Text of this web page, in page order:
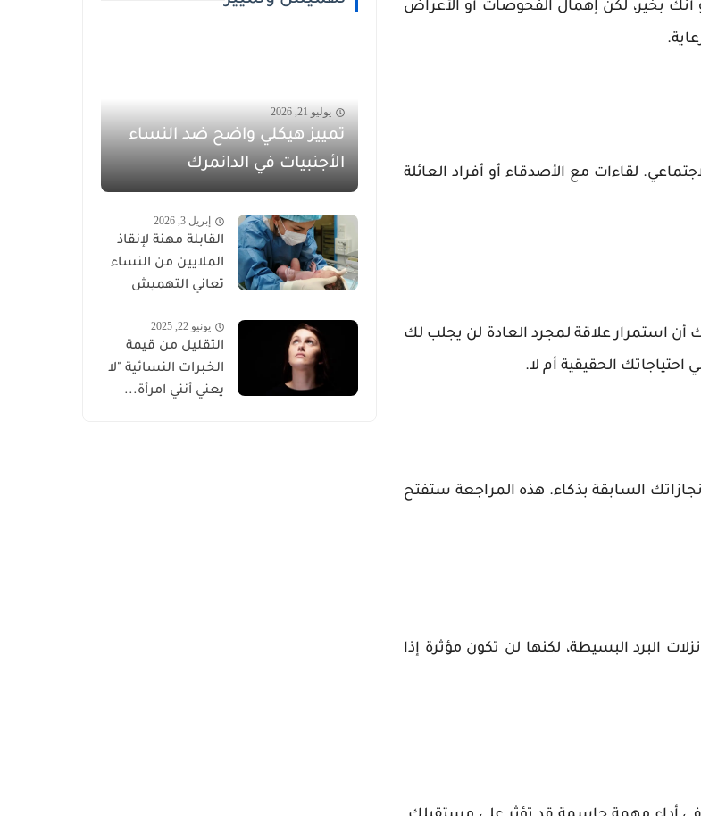
بخير، لكن إهمال الفحوصات أو الأعراض
لقاءات مع الأصدقاء أو أفراد العائلة
استمرار علاقة لمجرد العادة لن يجلب لك
احتياجاتك الحقيقية أم لا.
السابقة بذكاء. هذه المراجعة ستفتح
البرد البسيطة، لكنها لن تكون مؤثرة إذا
يوليو 21, 2026
تمييز هيكلي واضح ضد النساء
الأجنبيات في الدانمرك
إبريل 3, 2026
القابلة مهنة لإنقاذ
الملايين من النساء
تعاني التهميش
يونيو 22, 2025
التقليل من قيمة
الخبرات النسائية "لا
يعني أنني امرأة...